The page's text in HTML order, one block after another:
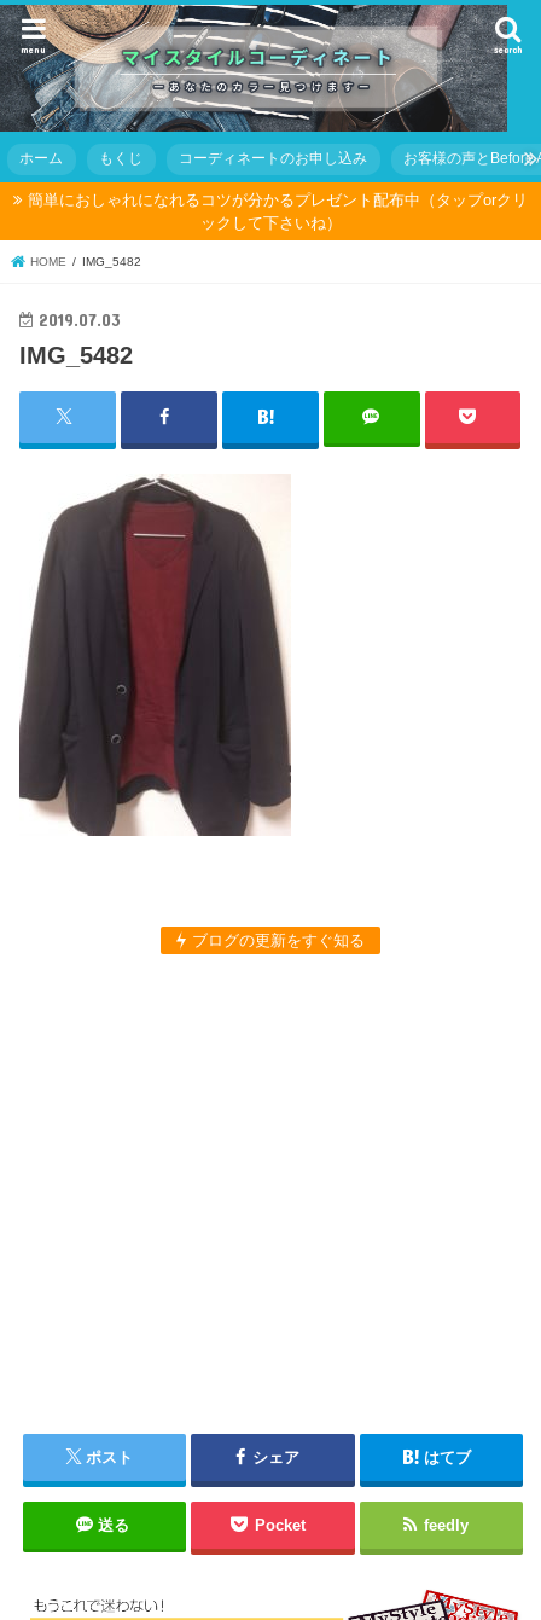
search
menu
ホーム もくじ コーディネートのお申し込み お客様の声とBefore
簡単におしゃれになれるコツが分かるプレゼント配布中（タップorクリ
ックして下さいね）
HOME IMG_5482
2019.07.03
IMG_5482
ブログの更新をすぐ知る
ポスト シェア はてブ
送る Pocket feedly